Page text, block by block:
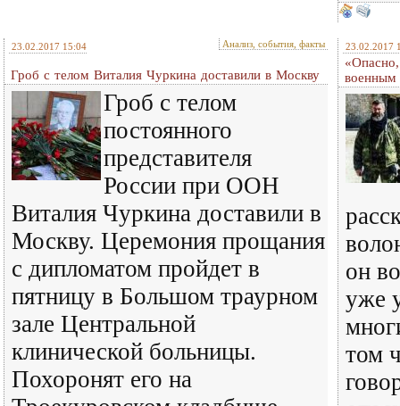
23.02.2017 15:04 Анализ, события, факты
Гроб с телом Виталия Чуркина доставили в Москву
Гроб с телом
постоянного
представителя
России при ООН
Виталия Чуркина доставили в
Москву. Церемония прощания
с дипломатом пройдет в
пятницу в Большом траурном
зале Центральной
клинической больницы.
Похоронят его на
23.02.2017
военным
он
уже
том